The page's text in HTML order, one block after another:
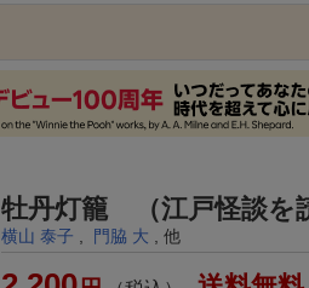
牡丹灯籠 （江戸怪談を
横山 泰子 門脇 大 , 他